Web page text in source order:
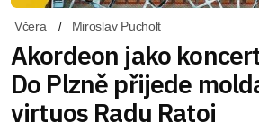
Včera Miroslav Pucholt
Akordeon jako
Do Plzně přijede
virtuos Radu Ratoi